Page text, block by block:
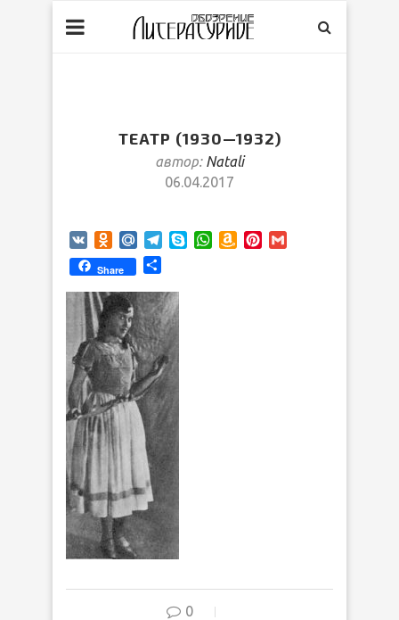
ТЕАТР (1930—1932)
автор: Natali
06.04.2017
VK Odnoklassniki
Mail.RuTelegram
SkypeWhatsApp
AmazonPinterest
Share
0